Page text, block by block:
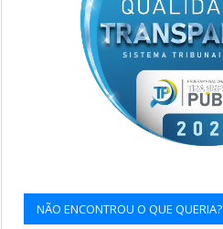
NÃO ENCONTROU O QUE QUERIA?